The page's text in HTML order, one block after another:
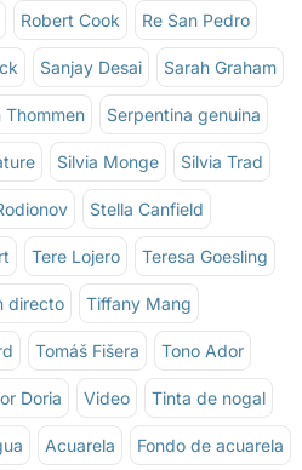
Robert Cook Re San Pedro
Sanjay Desai Sarah Graham
Thommen Serpentina genuina
Silvia Monge Silvia Trad
Stella Canfield
Tere Lojero Teresa Goesling
directo Tiffany Mang
Tomáš Fišera Tono Ador
Doria Video Tinta de nogal
Acuarela Fondo de acuarela